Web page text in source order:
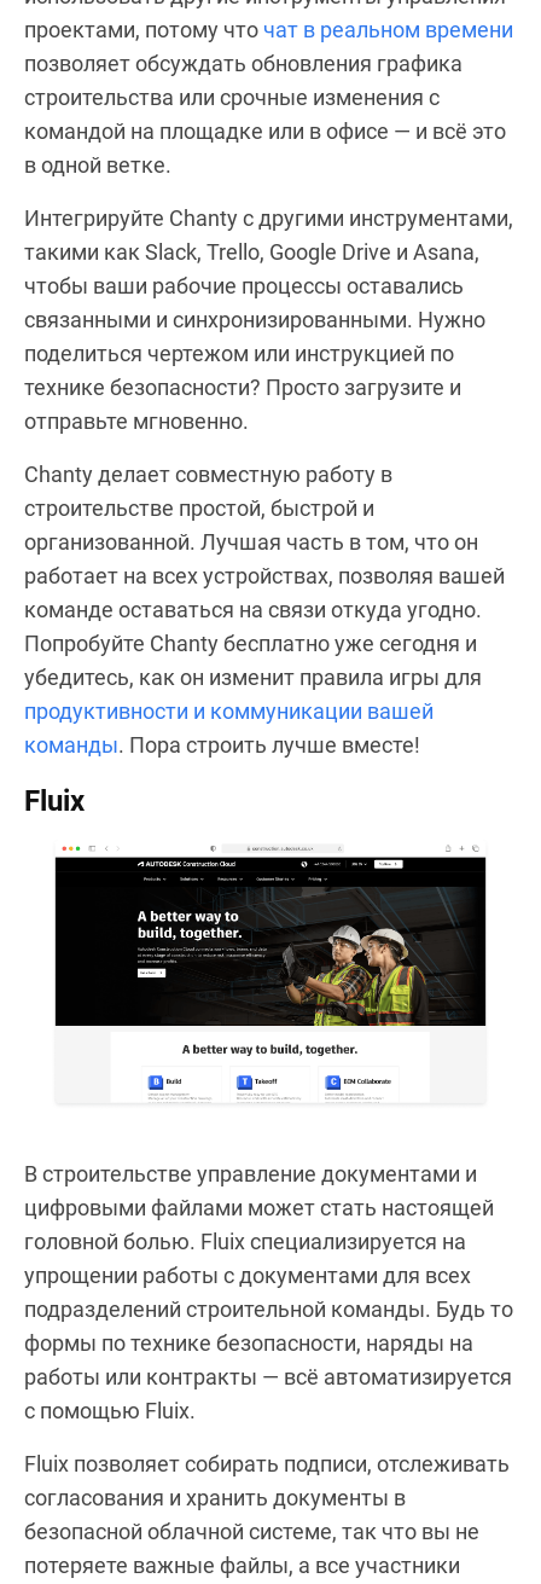
проектами, потому что чат в реальном времени
позволяет обсуждать обновления графика
строительства или срочные изменения с
командой на площадке или в офисе — и всё это
в одной ветке.
Интегрируйте Chanty с другими инструментами,
такими как Slack, Trello, Google Drive и Asana,
чтобы ваши рабочие процессы оставались
связанными и синхронизированными. Нужно
поделиться чертежом или инструкцией по
технике безопасности? Просто загрузите и
отправьте мгновенно.
Chanty делает совместную работу в
строительстве простой, быстрой и
организованной. Лучшая часть в том, что он
работает на всех устройствах, позволяя вашей
команде оставаться на связи откуда угодно.
Попробуйте Chanty бесплатно уже сегодня и
убедитесь, как он изменит правила игры для
продуктивности и коммуникации вашей
команды. Пора строить лучше вместе!
Fluix
В строительстве управление документами и
цифровыми файлами может стать настоящей
головной болью. Fluix специализируется на
упрощении работы с документами для всех
подразделений строительной команды. Будь то
формы по технике безопасности, наряды на
работы или контракты — всё автоматизируется
с помощью Fluix.
Fluix позволяет собирать подписи, отслеживать
согласования и хранить документы в
безопасной облачной системе, так что вы не
потеряете важные файлы, а все участники